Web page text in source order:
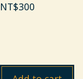
NT$300